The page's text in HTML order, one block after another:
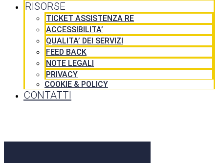
RISORSE
TICKET ASSISTENZA RE
ACCESSIBILITA’
QUALITA’ DEI SERVIZI
FEED BACK
NOTE LEGALI
PRIVACY
COOKIE & POLICY
CONTATTI